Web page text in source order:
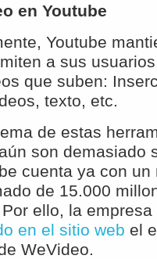
en Youtube
Youtube
a sus
que suben:
texto, etc.
de estas
son demasiado
cuenta ya con un
de 15.000
ello, la empresa
en el sitio web el
WeVideo.